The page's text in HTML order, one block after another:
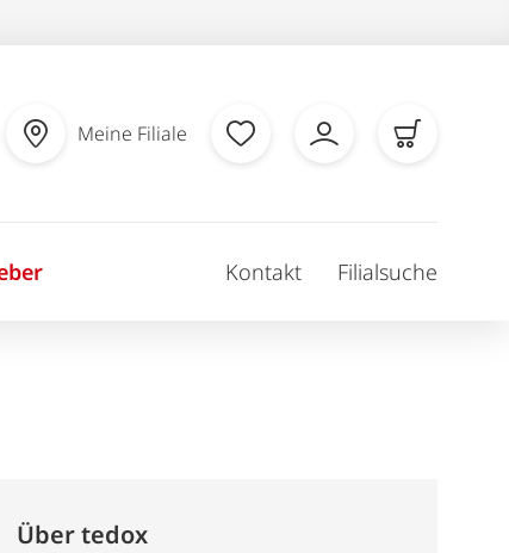
Meine Filiale
Kontakt Filialsuche
Über tedox